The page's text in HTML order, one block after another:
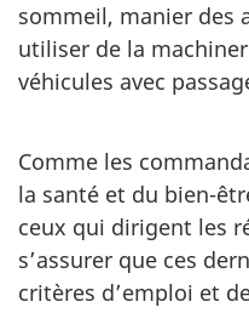
sommeil, manier des
utiliser de la
véhicules avec
Comme les
la santé et du bien-
ceux qui dirigent les
s’assurer que ces
critères d’emploi et